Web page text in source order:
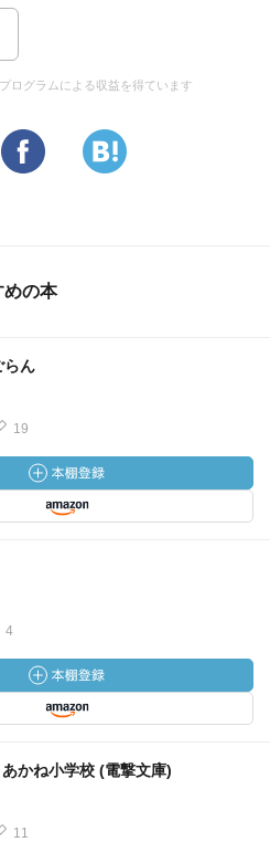
ログラムによる収益を得ています
めの本
らん
19
4
かね小学校 (電撃文庫)
11